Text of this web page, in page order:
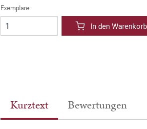
Exemplare:
In den Warenkorb
Kurztext Bewertungen